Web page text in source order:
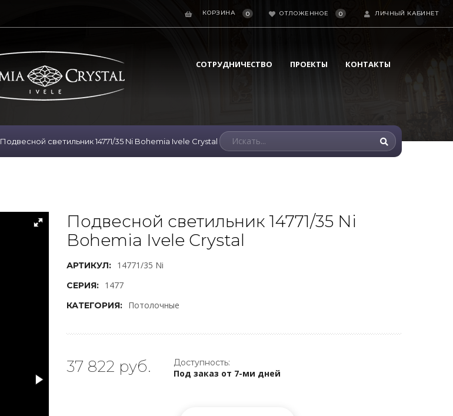
КОРЗИНА 0 ОТЛОЖЕННОЕ 0 ЛИЧНЫЙ КАБИНЕТ
СОТРУДНИЧЕСТВО ПРОЕКТЫ КОНТАКТЫ
Подвесной светильник 14771/35 Ni Bohemia Ivele Crystal
Подвесной светильник 14771/35 Ni
Bohemia Ivele Crystal
АРТИКУЛ: 14771/35 Ni
СЕРИЯ: 1477
КАТЕГОРИЯ: Потолочные
37 822 руб. Доступность:
Под заказ от 7-ми дней